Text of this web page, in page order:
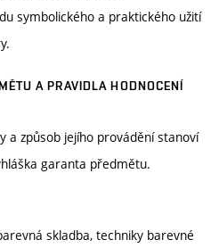
symbolického a praktického užití
A PRAVIDLA HODNOCENÍ
a způsob jejího provádění stanoví
garanta předmětu.
skladba, techniky barevné